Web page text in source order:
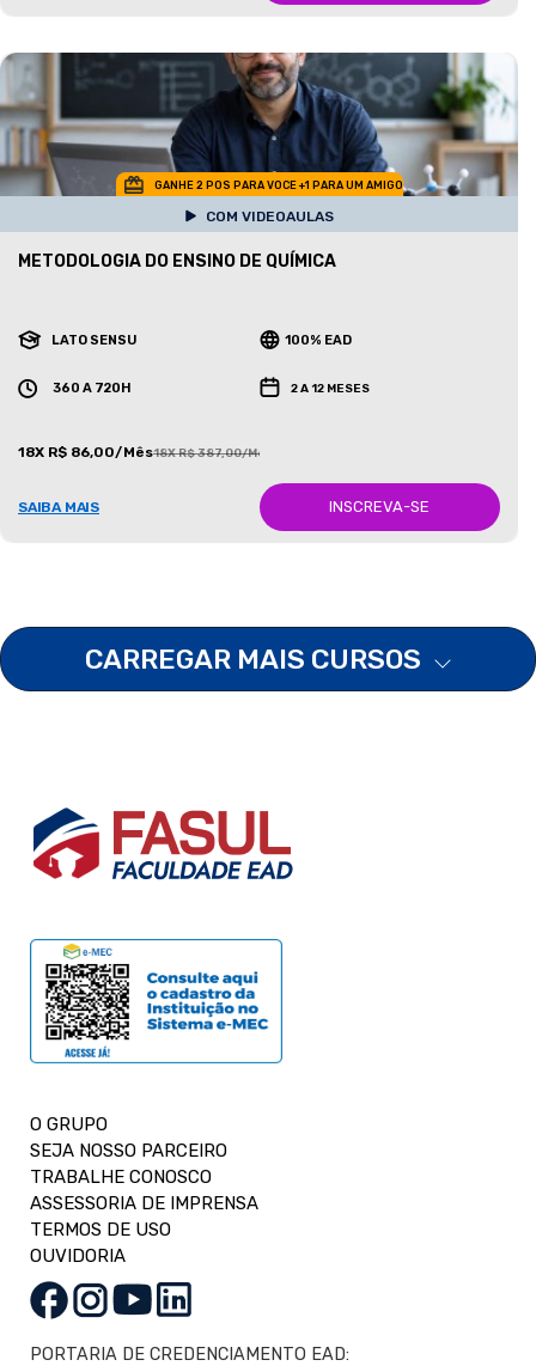
GANHE 2 POS PARA VOCE +1 PARA UM AMIGO
COM VIDEOAULAS
METODOLOGIA DO ENSINO DE QUÍMICA
LATO SENSU 100% EAD
360 A 720H 2 A 12 MESES
18X R$ 86,00/Mês18X R$ 387,00/Mês
SAIBA MAIS INSCREVA-SE
CARREGAR MAIS CURSOS
O GRUPO
SEJA NOSSO PARCEIRO
TRABALHE CONOSCO
ASSESSORIA DE IMPRENSA
TERMOS DE USO
OUVIDORIA
PORTARIA DE CREDENCIAMENTO EAD: